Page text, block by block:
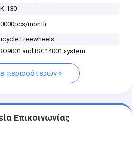
130
month
Freewheels
and ISO14001 system
περισσότερων
Επικοινωνίας